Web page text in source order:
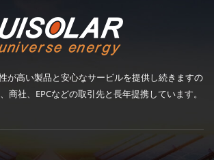
が高い製品と安心なサービルを提供し続きますの
商社、EPCなどの取引先と長年提携しています。